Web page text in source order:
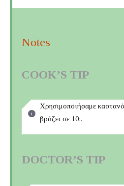
Notes
COOK’S TIP
Χρησιμοποιήσαμε
βράζει σε 10;.
DOCTOR’S TIP